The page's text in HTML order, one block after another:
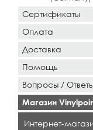
Сертификаты
Оплата
Доставка
Помощь
Вопросы /
Магазин
Интернет-